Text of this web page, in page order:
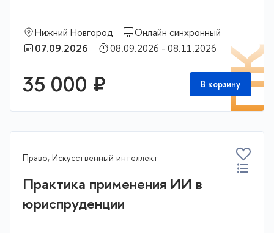
Нижний Новгород
Онлайн синхронный
07.09.2026
08.09.2026 - 08.11.2026
35 000 ₽ В корзину
Право, Искусственный интеллект
Практика применения ИИ в
юриспруденции